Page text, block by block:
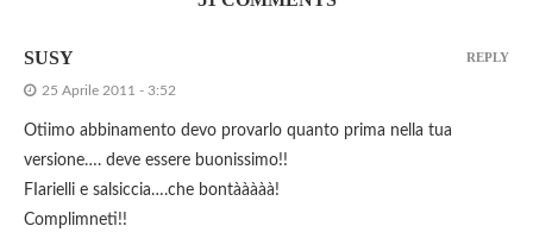
SUSY
25 Aprile 2011 - 3:52
Otiimo abbinamento devo provarlo quanto prima nella tua
versione…. deve essere buonissimo!!
FIarielli e salsiccia….che bontààààà!
Complimneti!!
REPLY